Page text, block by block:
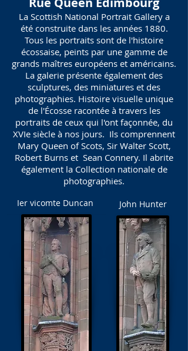
La Scottish National Portrait Gallery a
été construite dans les années 1880.
Tous les portraits sont de l'histoire
écossaise, peints par une gamme de
grands maîtres européens et américains.
La galerie présente également des
sculptures, des miniatures et des
photographies. Histoire visuelle unique
de l'Écosse racontée à travers les
portraits de ceux qui l'ont façonnée, du
XVIe siècle à nos jours. Ils comprennent
Mary Queen of Scots, Sir Walter Scott,
Robert Burns et Sean Connery. Il abrite
également la Collection nationale de
photographies.
Ier vicomte Duncan John Hunter